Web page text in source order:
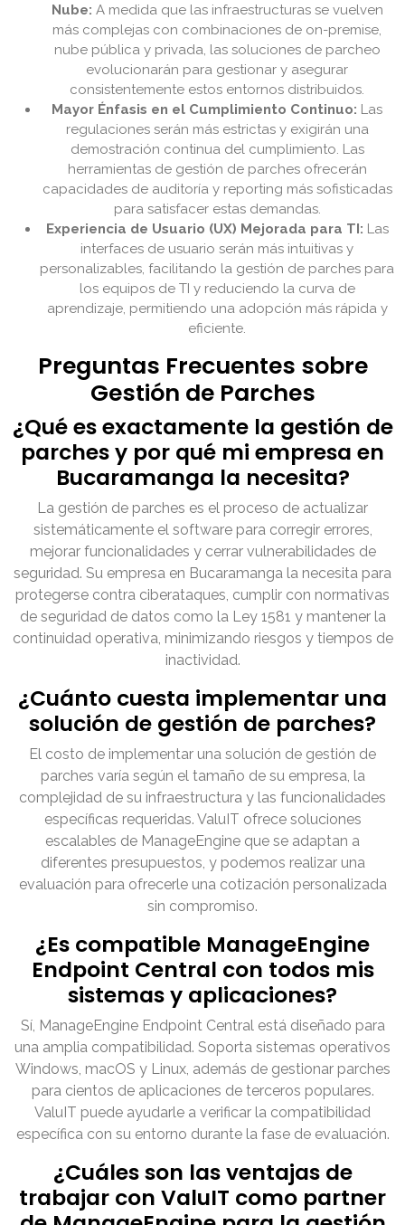
Nube: A medida que las infraestructuras se vuelven
más complejas con combinaciones de on-premise,
nube pública y privada, las soluciones de parcheo
evolucionarán para gestionar y asegurar
consistentemente estos entornos distribuidos.
Mayor Énfasis en el Cumplimiento Continuo: Las
regulaciones serán más estrictas y exigirán una
demostración continua del cumplimiento. Las
herramientas de gestión de parches ofrecerán
capacidades de auditoría y reporting más sofisticadas
para satisfacer estas demandas.
Experiencia de Usuario (UX) Mejorada para TI: Las
interfaces de usuario serán más intuitivas y
personalizables, facilitando la gestión de parches para
los equipos de TI y reduciendo la curva de
aprendizaje, permitiendo una adopción más rápida y
eficiente.
Preguntas Frecuentes sobre
Gestión de Parches
¿Qué es exactamente la gestión de
parches y por qué mi empresa en
Bucaramanga la necesita?
La gestión de parches es el proceso de actualizar
sistemáticamente el software para corregir errores,
mejorar funcionalidades y cerrar vulnerabilidades de
seguridad. Su empresa en Bucaramanga la necesita para
protegerse contra ciberataques, cumplir con normativas
de seguridad de datos como la Ley 1581 y mantener la
continuidad operativa, minimizando riesgos y tiempos de
inactividad.
¿Cuánto cuesta implementar una
solución de gestión de parches?
El costo de implementar una solución de gestión de
parches varía según el tamaño de su empresa, la
complejidad de su infraestructura y las funcionalidades
específicas requeridas. ValuIT ofrece soluciones
escalables de ManageEngine que se adaptan a
diferentes presupuestos, y podemos realizar una
evaluación para ofrecerle una cotización personalizada
sin compromiso.
¿Es compatible ManageEngine
Endpoint Central con todos mis
sistemas y aplicaciones?
Sí, ManageEngine Endpoint Central está diseñado para
una amplia compatibilidad. Soporta sistemas operativos
Windows, macOS y Linux, además de gestionar parches
para cientos de aplicaciones de terceros populares.
ValuIT puede ayudarle a verificar la compatibilidad
específica con su entorno durante la fase de evaluación.
¿Cuáles son las ventajas de
trabajar con ValuIT como partner